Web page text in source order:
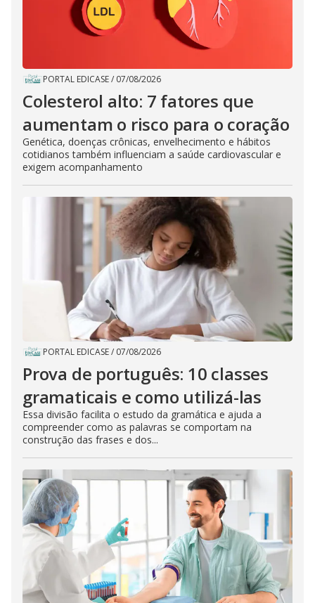
PORTAL EDICASE/ 07/08/2026
Colesterol alto: 7 fatores que
aumentam o risco para o coração
Genética, doenças crônicas, envelhecimento e hábitos
cotidianos também influenciam a saúde cardiovascular e
exigem acompanhamento
PORTAL EDICASE/ 07/08/2026
Prova de português: 10 classes
gramaticais e como utilizá-las
Essa divisão facilita o estudo da gramática e ajuda a
compreender como as palavras se comportam na
construção das frases e dos...